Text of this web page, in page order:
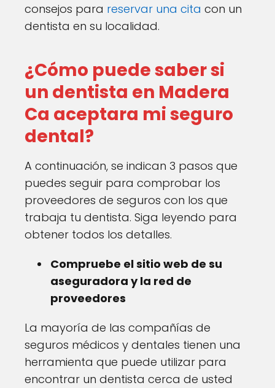
consejos para reservar una cita con un
dentista en su localidad.
¿Cómo puede saber si
un dentista en Madera
Ca aceptara mi seguro
dental?
A continuación, se indican 3 pasos que
puedes seguir para comprobar los
proveedores de seguros con los que
trabaja tu dentista. Siga leyendo para
obtener todos los detalles.
Compruebe el sitio web de su
aseguradora y la red de
proveedores
La mayoría de las compañías de
seguros médicos y dentales tienen una
herramienta que puede utilizar para
encontrar un dentista cerca de usted